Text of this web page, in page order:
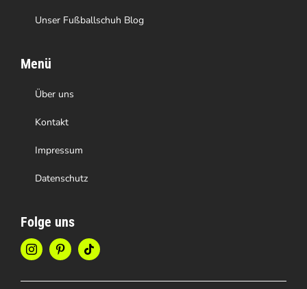
Unser Fußballschuh Blog
Menü
Über uns
Kontakt
Impressum
Datenschutz
Folge uns